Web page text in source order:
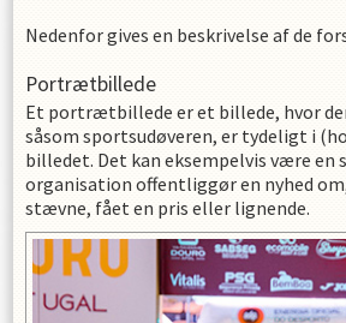
Nedenfor gives en beskrivelse af de
Portrætbillede
Et portrætbillede er et billede, hvor
såsom sportsudøveren, er tydeligt i
billedet. Det kan eksempelvis være en
organisation offentliggør en nyhed
stævne, fået en pris eller lignende.